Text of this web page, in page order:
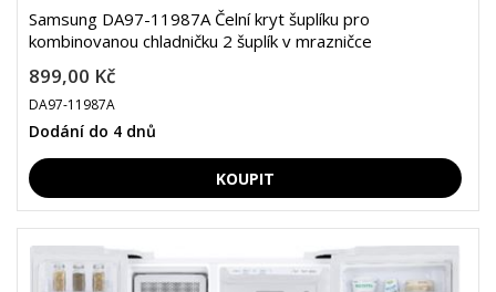
Samsung DA97-11987A Čelní kryt šuplíku pro
kombinovanou chladničku 2 šuplík v mrazničce
899,00 Kč
DA97-11987A
Dodání do 4 dnů